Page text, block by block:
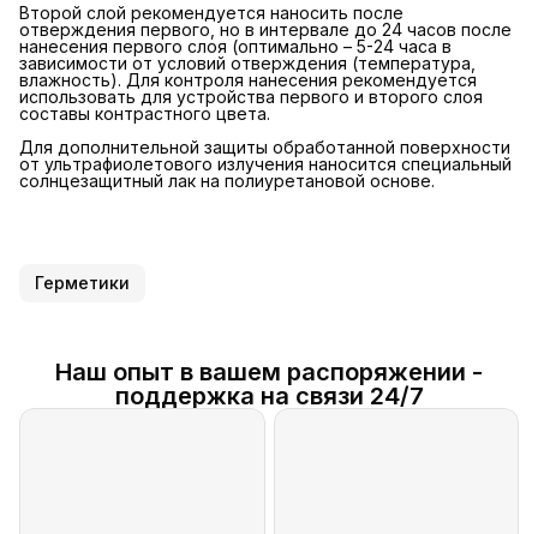
Второй слой рекомендуется наносить после
отверждения первого, но в интервале до 24 часов после
нанесения первого слоя (оптимально – 5-24 часа в
зависимости от условий отверждения (температура,
влажность). Для контроля нанесения рекомендуется
использовать для устройства первого и второго слоя
составы контрастного цвета.
Для дополнительной защиты обработанной поверхности
от ультрафиолетового излучения наносится специальный
солнцезащитный лак на полиуретановой основе.
Герметики
Наш опыт в вашем распоряжении -
поддержка на связи 24/7